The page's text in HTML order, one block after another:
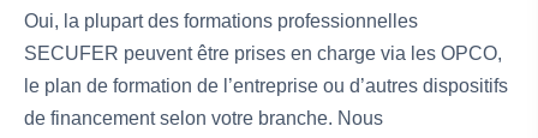
Oui, la plupart des formations professionnelles
SECUFER peuvent être prises en charge via les OPCO,
le plan de formation de l’entreprise ou d’autres dispositifs
de financement selon votre branche. Nous